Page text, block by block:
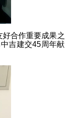
合作重要成果之
吉建交45周年献